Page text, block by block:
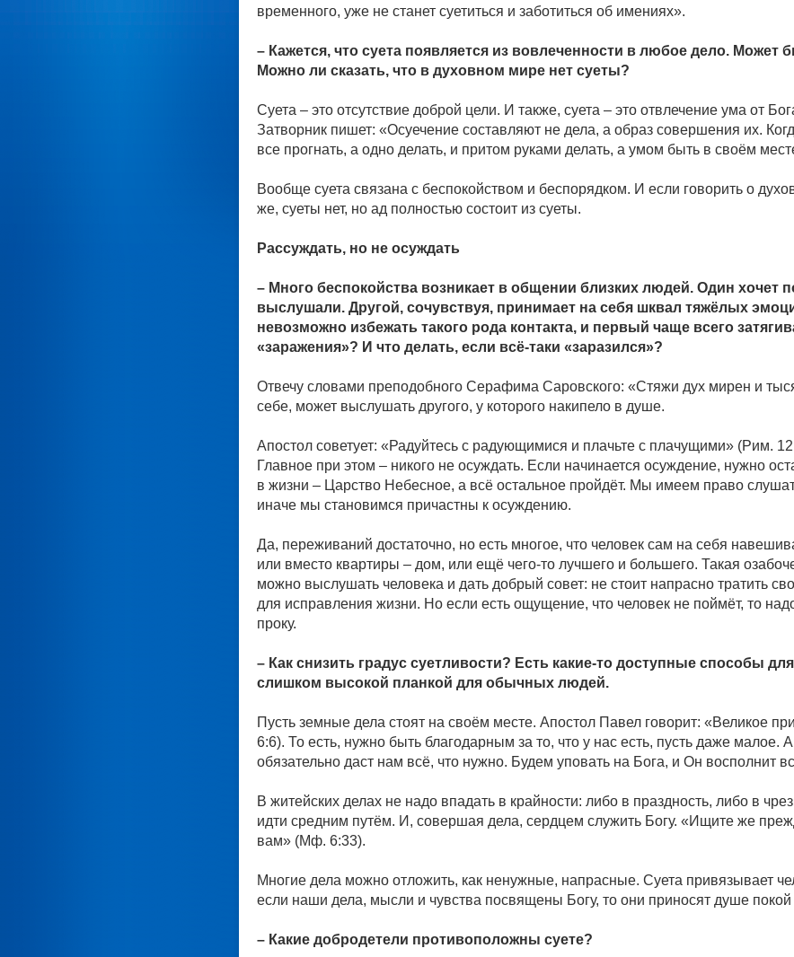
временного, уже не станет суетиться и заботиться об имениях».
– Кажется, что суета появляется из вовлеченности в любое дело. Может
Можно ли сказать, что в духовном мире нет суеты?
Суета – это отсутствие доброй цели. И также, суета – это отвлечение ума от
Затворник пишет: «Осуечение составляют не дела, а образ совершения их.
все прогнать, а одно делать, и притом руками делать, а умом быть в своём
Вообще суета связана с беспокойством и беспорядком. И если говорить о
же, суеты нет, но ад полностью состоит из суеты.
Рассуждать, но не осуждать
– Много беспокойства возникает в общении близких людей. Один хочет
выслушали. Другой, сочувствуя, принимает на себя шквал тяжёлых
невозможно избежать такого рода контакта, и первый чаще всего
«заражения»? И что делать, если всё-таки «заразился»?
Отвечу словами преподобного Серафима Саровского: «Стяжи дух мирен и
себе, может выслушать другого, у которого накипело в душе.
Апостол советует: «Радуйтесь с радующимися и плачьте с плачущими» (Рим.
Главное при этом – никого не осуждать. Если начинается осуждение, нужно
в жизни – Царство Небесное, а всё остальное пройдёт. Мы имеем право
иначе мы становимся причастны к осуждению.
Да, переживаний достаточно, но есть многое, что человек сам на себя
или вместо квартиры – дом, или ещё чего-то лучшего и большего. Такая
можно выслушать человека и дать добрый совет: не стоит напрасно тратить
для исправления жизни. Но если есть ощущение, что человек не поймёт, то
проку.
– Как снизить градус суетливости? Есть какие-то доступные способы
слишком высокой планкой для обычных людей.
Пусть земные дела стоят на своём месте. Апостол Павел говорит: «Великое
6:6). То есть, нужно быть благодарным за то, что у нас есть, пусть даже малое.
обязательно даст нам всё, что нужно. Будем уповать на Бога, и Он восполнит
В житейских делах не надо впадать в крайности: либо в праздность, либо в
идти средним путём. И, совершая дела, сердцем служить Богу. «Ищите же
вам» (Мф. 6:33).
Многие дела можно отложить, как ненужные, напрасные. Суета привязывает
если наши дела, мысли и чувства посвящены Богу, то они приносят душе покой
– Какие добродетели противоположны суете?